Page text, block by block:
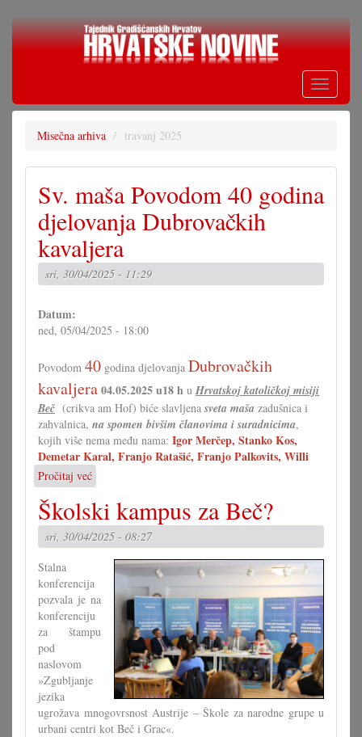
Skoči
Toggle
Misečna arhiva travanj 2025
Sv. maša Povodom 40 godina
djelovanja Dubrovačkih
kavaljera
sri, 30/04/2025 - 11:29
Datum:
ned, 05/04/2025 - 18:00
Povodom 40 godina djelovanja Dubrovačkih
kavaljera04.05.2025 u18 h u Hrvatskoj katoličkoj misiji
Beč (crikva am Hof) biće slavljenasveta maša zadušnica i
zahvalnica, na spomen bivšim članovima i suradnicima,
kojih više nema među nama: Igor Merčep, Stanko Kos,
Demetar Karal, Franjo Ratašić, Franjo Palkovits, Willi
Pročitaj već
Sv.
maša
Povodom
40
godina
djelovanja
Dubrovačkih
kavaljera
Školski kampus za Beč?
sri, 30/04/2025 - 08:27
Stalna
konferencija
pozvala je na
konferenciju
za štampu
pod
naslovom
»Zgubljanje
jezika
ugrožava mnogovrsnost Austrije – Škole za narodne grupe u
urbani centri kot Beč i Grac«.